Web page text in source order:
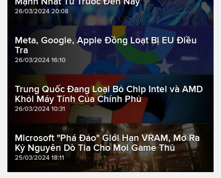
26/03/2024 20:08
Meta, Google, Apple Đồng Loạt Bị EU Điều
Tra
26/03/2024 16:10
Trung Quốc Đang Loại Bỏ Chip Intel và AMD
Khỏi Máy Tính Của Chính Phủ
26/03/2024 10:31
Microsoft "Phá Đảo" Giới Hạn VRAM, Mở Ra
Kỷ Nguyên Dò Tia Cho Mọi Game Thủ
25/03/2024 18:11